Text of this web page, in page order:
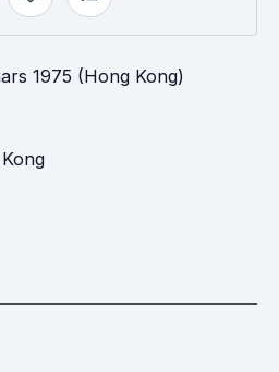
1975 (Hong Kong)